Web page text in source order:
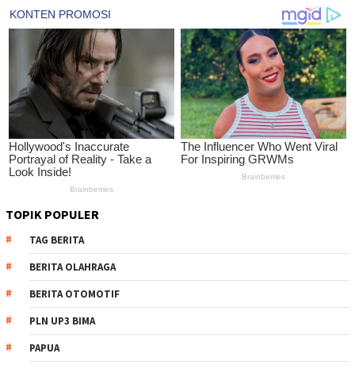
TOPIK POPULER
TAG BERITA
BERITA OLAHRAGA
BERITA OTOMOTIF
PLN UP3 BIMA
PAPUA